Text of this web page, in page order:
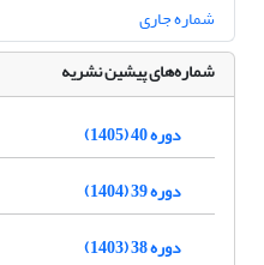
شماره جاری
شماره‌های پیشین نشریه
دوره 40 (1405)
دوره 39 (1404)
دوره 38 (1403)